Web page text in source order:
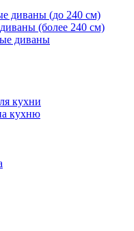
диваны (до 240 см)
(более 240 см)
диваны
кухни
кухню